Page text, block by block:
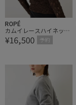
ROPÉ
カムイレースハイネック
カットソー/イージーケ
ア【J'aDoRe・一部店舗
¥16,500 予約